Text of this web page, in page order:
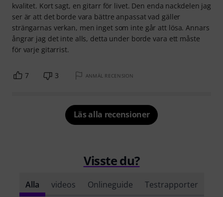
kvalitet. Kort sagt, en gitarr för livet. Den enda nackdelen jag
ser är att det borde vara bättre anpassat vad gäller
strängarnas verkan, men inget som inte går att lösa. Annars
ångrar jag det inte alls, detta under borde vara ett måste
för varje gitarrist.
7 3 ANMÄL RECENSION
Läs alla recensioner
Visste du?
Alla videos Onlineguide Testrapporter